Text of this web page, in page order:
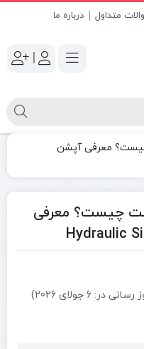
متداول درباره ما
|
چیست؟ معرفی آپشن
چیست؟ معرفی